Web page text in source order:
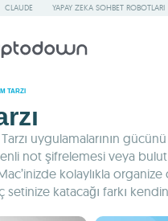
CLAUDE YAPAY ZEKA SOHBET ROBOTLARI
TARZI
Tarzı uygulamalarının
not şifrelemesi veya
kolaylıkla
setinize katacağı farkı